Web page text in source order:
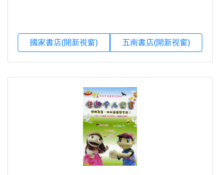
國家書店(開新視窗) 五南書店(開新視窗)